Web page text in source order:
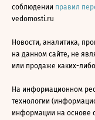
соблюдении правил
vedomosti.ru
Новости, аналитика,
на данном сайте, не
или продаже каких-
На информационном
технологии
информации на основе